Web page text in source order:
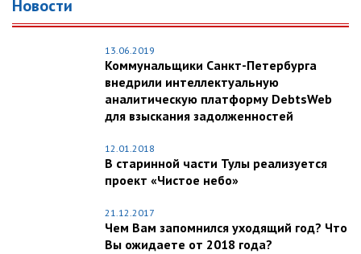
Новости
13.06.2019
Коммунальщики Санкт-Петербурга
внедрили интеллектуальную
аналитическую платформу DebtsWeb
для взыскания задолженностей
12.01.2018
В старинной части Тулы реализуется
проект «Чистое небо»
21.12.2017
Чем Вам запомнился уходящий год? Что
Вы ожидаете от 2018 года?